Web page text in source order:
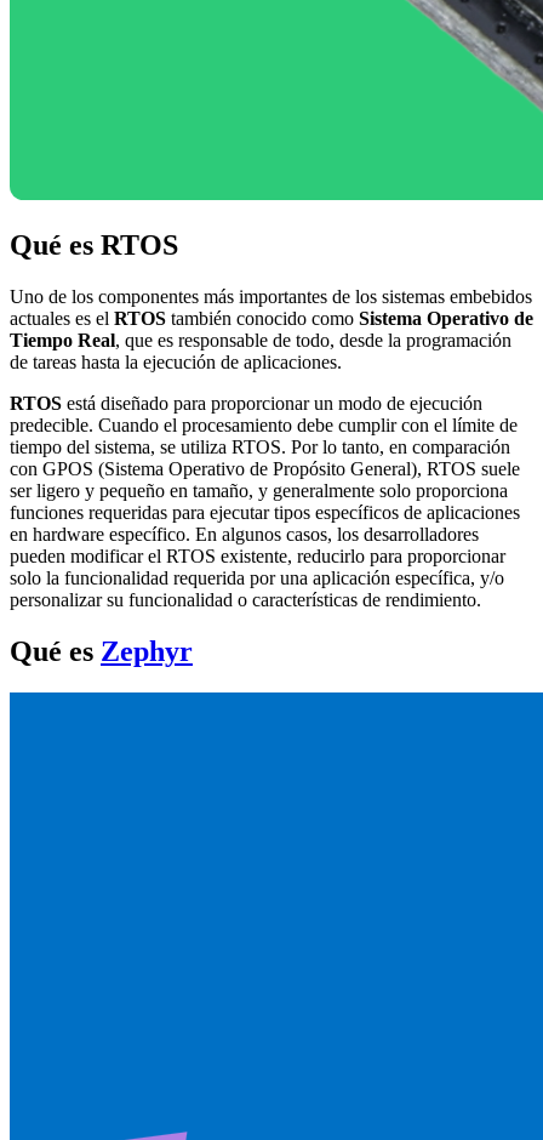
Qué es RTOS
Uno de los componentes más importantes de los sistemas embebidos
actuales es el RTOS también conocido como Sistema Operativo de
Tiempo Real, que es responsable de todo, desde la programación
de tareas hasta la ejecución de aplicaciones.
RTOS está diseñado para proporcionar un modo de ejecución
predecible. Cuando el procesamiento debe cumplir con el límite de
tiempo del sistema, se utiliza RTOS. Por lo tanto, en comparación
con GPOS (Sistema Operativo de Propósito General), RTOS suele
ser ligero y pequeño en tamaño, y generalmente solo proporciona
funciones requeridas para ejecutar tipos específicos de aplicaciones
en hardware específico. En algunos casos, los desarrolladores
pueden modificar el RTOS existente, reducirlo para proporcionar
solo la funcionalidad requerida por una aplicación específica, y/o
personalizar su funcionalidad o características de rendimiento.
Qué es Zephyr